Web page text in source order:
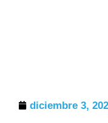
diciembre 3,